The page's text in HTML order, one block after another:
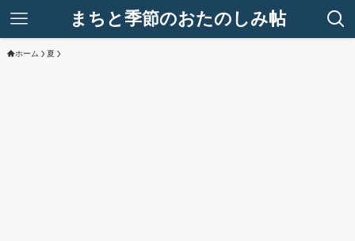
まちと季節のおたのしみ帖
ホーム 夏